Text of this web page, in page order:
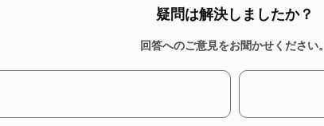
疑問は解決しましたか？
回答へのご意見をお聞かせください。